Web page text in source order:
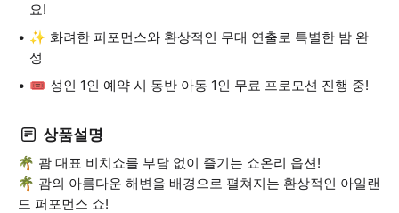
요!
✨ 화려한 퍼포먼스와 환상적인 무대 연출로 특별한 밤 완
성
🎟️ 성인 1인 예약 시 동반 아동 1인 무료 프로모션 진행 중!
상품설명
🌴 괌 대표 비치쇼를 부담 없이 즐기는 쇼온리 옵션!
🌴 괌의 아름다운 해변을 배경으로 펼쳐지는 환상적인 아일랜
드 퍼포먼스 쇼!